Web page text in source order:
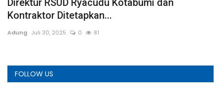
Kontraktor Ditetapkan...
Adung Juli 30, 2025 0 81
FOLLOW US